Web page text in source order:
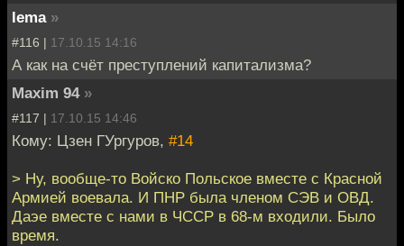
lema »
#116 | 17.10.15 14:16
А как на счёт преступлений капитализма?
Maxim 94 »
#117 | 17.10.15 14:46
Кому: Цзен ГУргуров, #14
> Ну, вообще-то Войско Польское вместе с Красной
Армией воевала. И ПНР была членом СЭВ и ОВД.
Даэе вместе с нами в ЧССР в 68-м входили. Было
время.